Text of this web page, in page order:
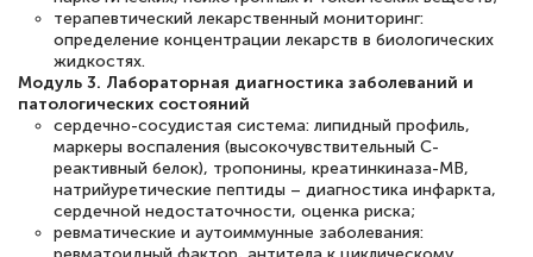
терапевтический лекарственный мониторинг:
определение концентрации лекарств в биологических
жидкостях.
Модуль 3. Лабораторная диагностика заболеваний и
патологических состояний
сердечно-сосудистая система: липидный профиль,
маркеры воспаления (высокочувствительный С-
реактивный белок), тропонины, креатинкиназа-МВ,
натрийуретические пептиды – диагностика инфаркта,
сердечной недостаточности, оценка риска;
ревматические и аутоиммунные заболевания: